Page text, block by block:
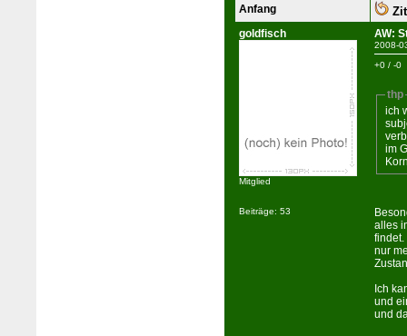
Anfang
goldfisch
Mitglied
Beiträge: 53
AW:
2008-
+0 / -0
thp
ich
im
alles
nur
Ich
und
und